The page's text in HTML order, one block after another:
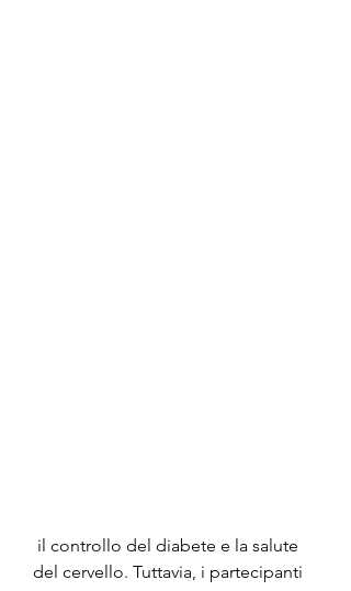
del cervello. Tuttavia, i partecipanti